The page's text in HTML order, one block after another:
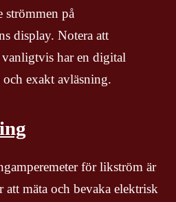
strömmen på
display. Notera att
vanligtvis har en digital
exakt avläsning.
för likström är
mäta och bevaka elektrisk